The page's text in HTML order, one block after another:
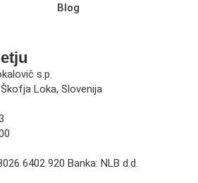
Blog
s.p.
Loka, Slovenija
6402 920 Banka: NLB d.d.